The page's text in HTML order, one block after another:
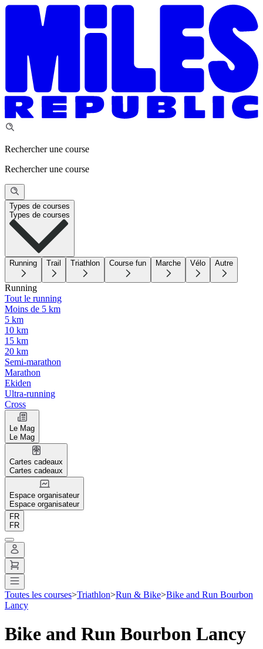
Rechercher une course
Rechercher une course
Types de courses
Types de courses
Running Trail Triathlon Course fun Marche Vélo Autre
Running
Tout le running
Moins de 5 km
5 km
10 km
15 km
20 km
Semi-marathon
Marathon
Ekiden
Ultra-running
Cross
Le Mag
Le Mag
Cartes cadeaux
Cartes cadeaux
Espace organisateur
Espace organisateur
FR
FR
Toutes les courses>Triathlon>Run & Bike>Bike and Run Bourbon
Lancy
Bike and Run Bourbon Lancy